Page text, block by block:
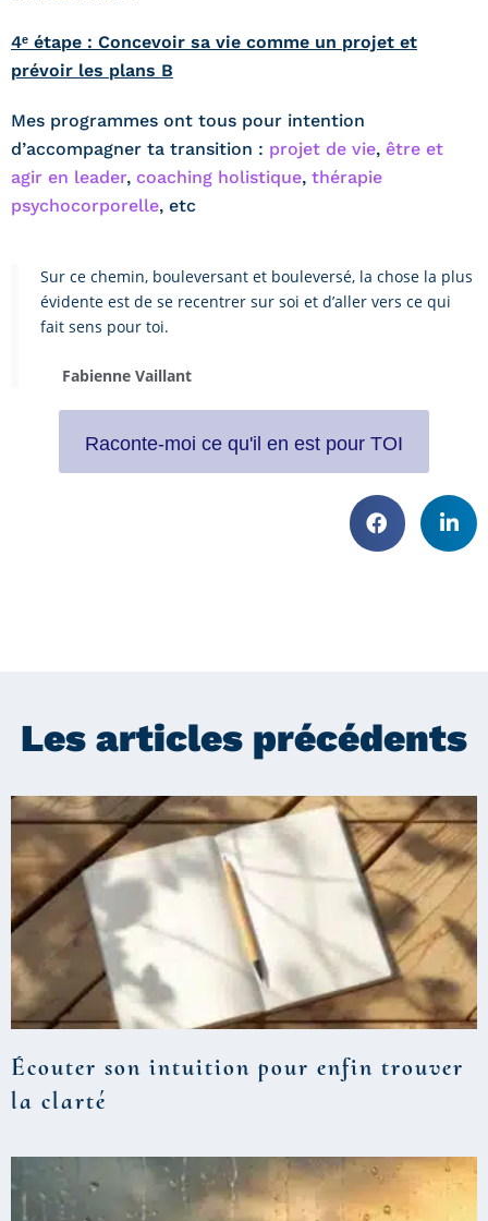
4ᵉ étape : Concevoir sa vie comme un projet et
prévoir les plans B
Mes programmes ont tous pour intention
d’accompagner ta transition : projet de vie, être et
agir en leader, coaching holistique, thérapie
psychocorporelle, etc
Sur ce chemin, bouleversant et bouleversé, la chose la plus
évidente est de se recentrer sur soi et d’aller vers ce qui
fait sens pour toi.
Fabienne Vaillant
Raconte-moi ce qu'il en est pour TOI
Les articles précédents
Écouter son intuition pour enfin trouver
la clarté